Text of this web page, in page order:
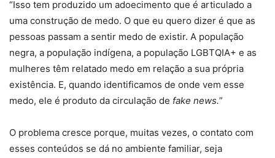
“Isso tem produzido um adoecimento que é articulado a
uma construção de medo. O que eu quero dizer é que as
pessoas passam a sentir medo de existir. A população
negra, a população indígena, a população LGBTQIA+ e as
mulheres têm relatado medo em relação a sua própria
existência. E, quando identificamos de onde vem esse
medo, ele é produto da circulação de fake news.”
O problema cresce porque, muitas vezes, o contato com
esses conteúdos se dá no ambiente familiar, seja